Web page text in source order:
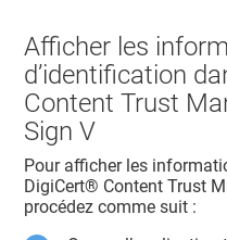
Afficher les
d’identification
Content Trust
Sign V
Pour afficher les
DigiCert​​®​​ Content Trust
procédez comme suit :